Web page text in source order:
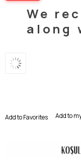
We
along
Add to Favorites Add to